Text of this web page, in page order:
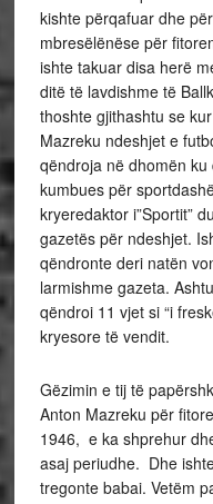
kishte përqafuar dhe
mbresëlënëse për
ishte takuar disa herë
ditë të lavdishme të
thoshte gjithashtu se
Mazreku ndeshjet e
qëndroja në dhomën
kumbues për
kryeredaktor i”Sportit”
gazetës për ndeshjet.
qëndronte deri natën
larmishme gazeta.
qëndroi 11 vjet si “i
kryesore të vendit.
Gëzimin e tij të
Anton Mazreku për
1946, e ka shprehur
asaj periudhe. Dhe
tregonte babai. Vetëm